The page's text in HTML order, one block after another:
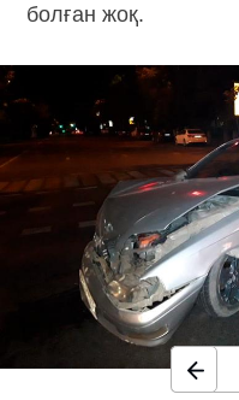
болған жоқ.